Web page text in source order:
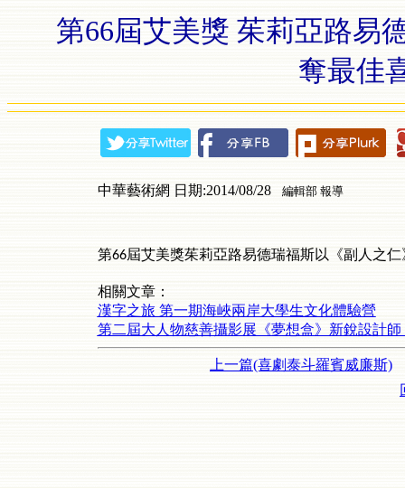
第66屆艾美獎 茱莉亞路易
奪最佳
中華藝術網 日期:2014/08/28 編輯部 報導
第66屆艾美獎茱莉亞路易德瑞福斯以《副人之
相關文章：
漢字之旅 第一期海峽兩岸大學生文化體驗營
第二屆大人物慈善攝影展《夢想盒》新銳設計師
上一篇(喜劇泰斗羅賓威廉斯)